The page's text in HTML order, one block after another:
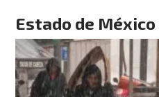
Estado de México